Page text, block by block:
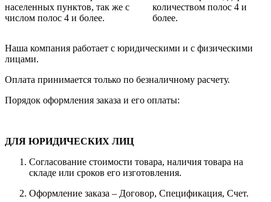
населенных пунктов, так же с
числом полос 4 и более.
количеством полос 4 и
более.
Наша компания работает с юридическими и с физическими
лицами.
Оплата принимается только по безналичному расчету.
Порядок оформления заказа и его оплаты:
ДЛЯ ЮРИДИЧЕСКИХ ЛИЦ
Согласование стоимости товара, наличия товара на
складе или сроков его изготовления.
Оформление заказа – Договор, Спецификация, Счет.